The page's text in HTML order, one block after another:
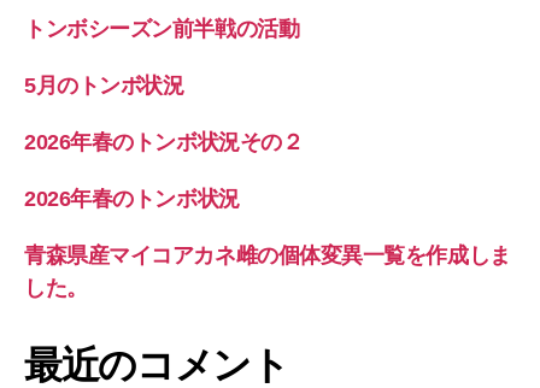
トンボシーズン前半戦の活動
5月のトンボ状況
2026年春のトンボ状況その２
2026年春のトンボ状況
青森県産マイコアカネ雌の個体変異一覧を作成しま
した。
最近のコメント